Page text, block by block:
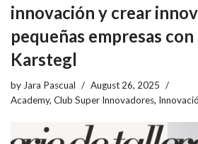
innovación y crear
pequeñas empresas
Karstegl
by Jara Pascual
August 26, 2025
Academy, Club Super Innovadores,